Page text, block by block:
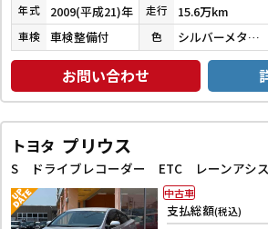
年式 2009(平成21)年 走行 15.6万km
車検 車検整備付 色 シルバーメタリック
お問い合わせ
トヨタ プリウス
支払総額(税込)
中古車